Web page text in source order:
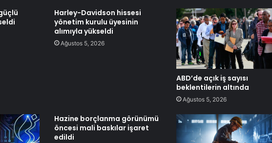
Harley-Davidson hissesi
yönetim kurulu üyesinin
alımıyla yükseldi
Ağustos 5, 2026
ABD’de açık iş sayısı
beklentilerin altında
Ağustos 5, 2026
Hazine borçlanma görünümü
öncesi mali baskılar işaret
edildi